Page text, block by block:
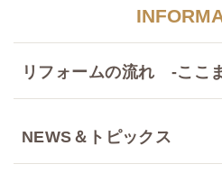
リフォームの流れ -ここ
NEWS＆トピックス